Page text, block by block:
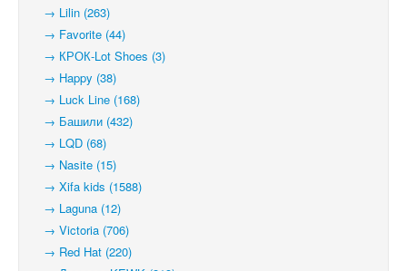
→ Lilin (263)
→ Favorite (44)
→ КРОК-Lot Shoes (3)
→ Happy (38)
→ Luck Line (168)
→ Башили (432)
→ LQD (68)
→ Nasite (15)
→ Xifa kids (1588)
→ Laguna (12)
→ Victoria (706)
→ Red Hat (220)